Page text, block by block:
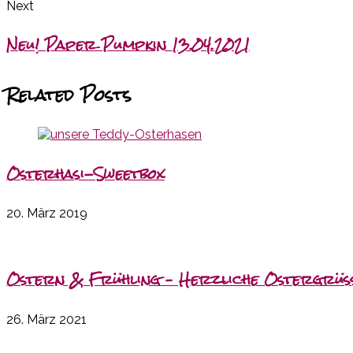
Next
Neu! Paper Pumpkin 13.04.2021
Related Posts
Osterhasi-Sweetbox
20. März 2019
Ostern & Frühling – Herzliche
26. März 2021